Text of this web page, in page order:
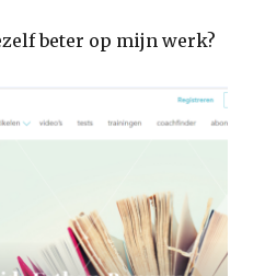
beter op mijn werk?